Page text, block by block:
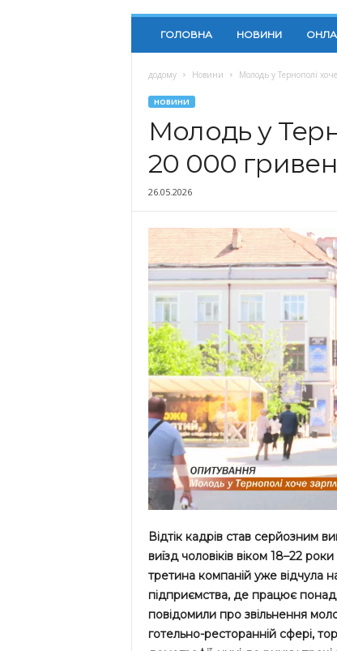
ГОЛОВНА НОВИНИ
додому Новини Молодь у Тернополі
НОВИНИ
Молодь у
20 000
26.05.2026
Відтік кадрів став серйозним
виїзд чоловіків віком 18–22
третина компаній уже відчула
підприємства, де працює
повідомили про звільнення
готельно-ресторанній сфері,